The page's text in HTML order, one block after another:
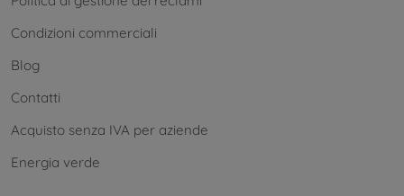
Condizioni commerciali
Blog
Contatti
Acquisto senza IVA per aziende
Energia verde